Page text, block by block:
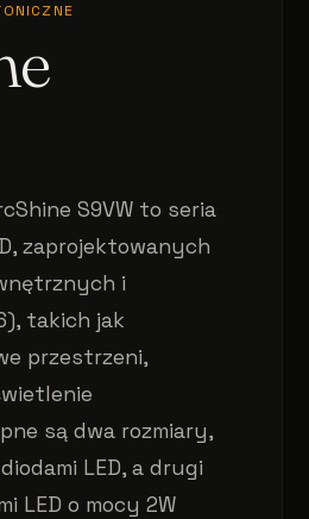
S9VW to seria
zaprojektowanych
i
takich jak
przestrzeni,
są dwa rozmiary,
LED, a drugi
LED o mocy 2W